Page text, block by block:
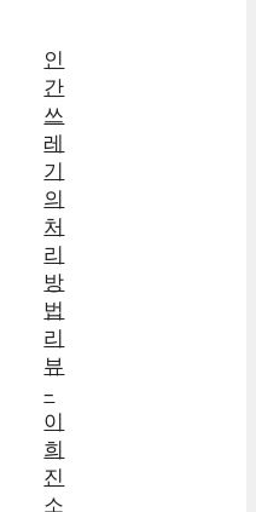
인
간
쓰
레
기
의
처
리
방
법
리
뷰
–
이
희
진
소